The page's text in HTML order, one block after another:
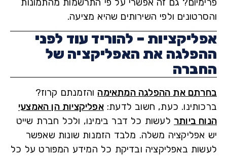
ולפי השירותים שהיא מציעה.
– להוריד עוד לפני
את האפליקציה של
את ההפלגה המתאימהוהזמנתם קרוז?
כעת, חשוב לדעת :אפליקציות הן האמצעי
ביותר לעשות כל דבר בימינו, ולכל חברת שייט
משלה. מלבד הזמנות שונות שאפשר
באפליקציה ובדיקת כל המידע המפורט על כל